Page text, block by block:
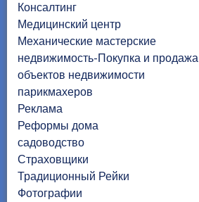
Консалтинг
Медицинский центр
Механические мастерские
недвижимость-Покупка и продажа
объектов недвижимости
парикмахеров
Реклама
Реформы дома
садоводство
Страховщики
Традиционный Рейки
Фотографии